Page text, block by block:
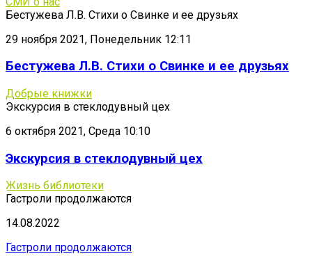
Бестужева Л.В. Стихи о Свинке и ее друзьях
29 ноября 2021, Понедельник 12:11
Бестужева Л.В. Стихи о Свинке и ее друзьях
Добрые книжки
Экскурсия в стеклодувный цех
6 октября 2021, Среда 10:10
Экскурсия в стеклодувный цех
Жизнь библиотеки
Гастроли продолжаются
14.08.2022
Гастроли продолжаются